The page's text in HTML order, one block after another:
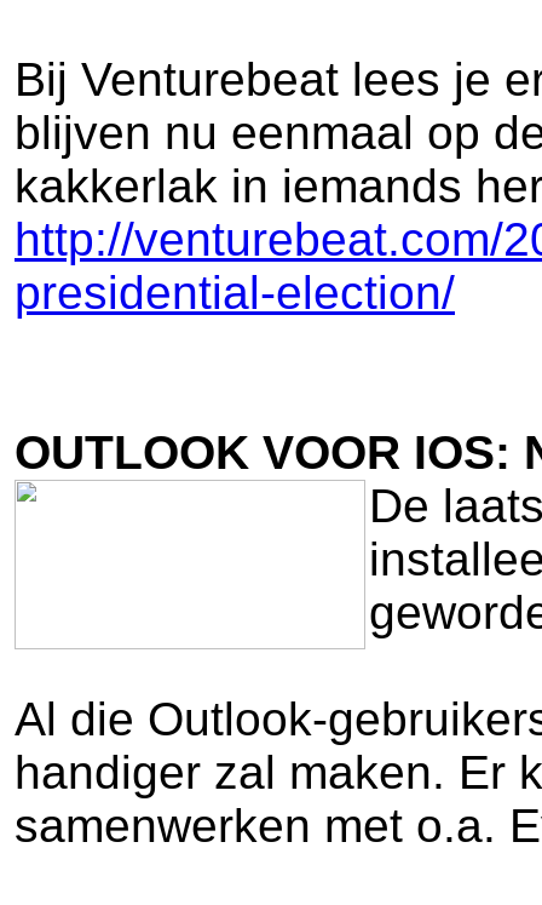
Bij Venturebeat lees je
blijven nu eenmaal op
kakkerlak in iemands
http://venturebeat.com/
presidential-election/
OUTLOOK VOOR IOS:
De
Al die Outlook-
handiger zal maken. Er
samenwerken met o.a.